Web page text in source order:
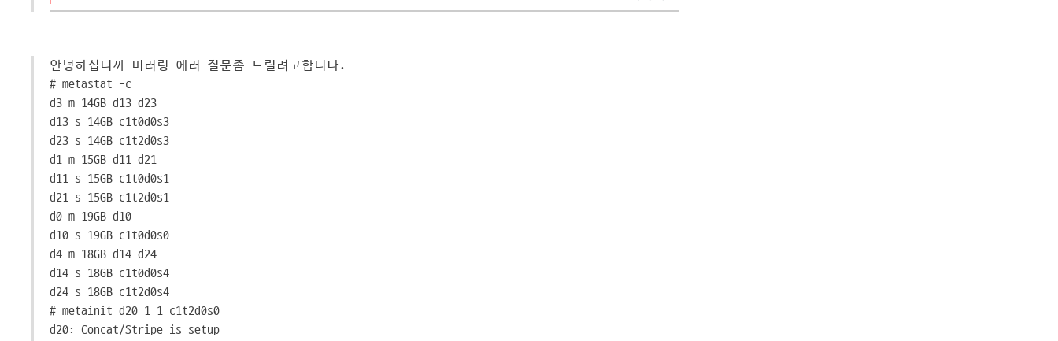
안녕하십니까 미러링 에러 질문좀 드릴려고합니다.
# metastat -c
d3 m 14GB d13 d23
d13 s 14GB c1t0d0s3
d23 s 14GB c1t2d0s3
d1 m 15GB d11 d21
d11 s 15GB c1t0d0s1
d21 s 15GB c1t2d0s1
d0 m 19GB d10
d10 s 19GB c1t0d0s0
d4 m 18GB d14 d24
d14 s 18GB c1t0d0s4
d24 s 18GB c1t2d0s4
# metainit d20 1 1 c1t2d0s0
d20: Concat/Stripe is setup